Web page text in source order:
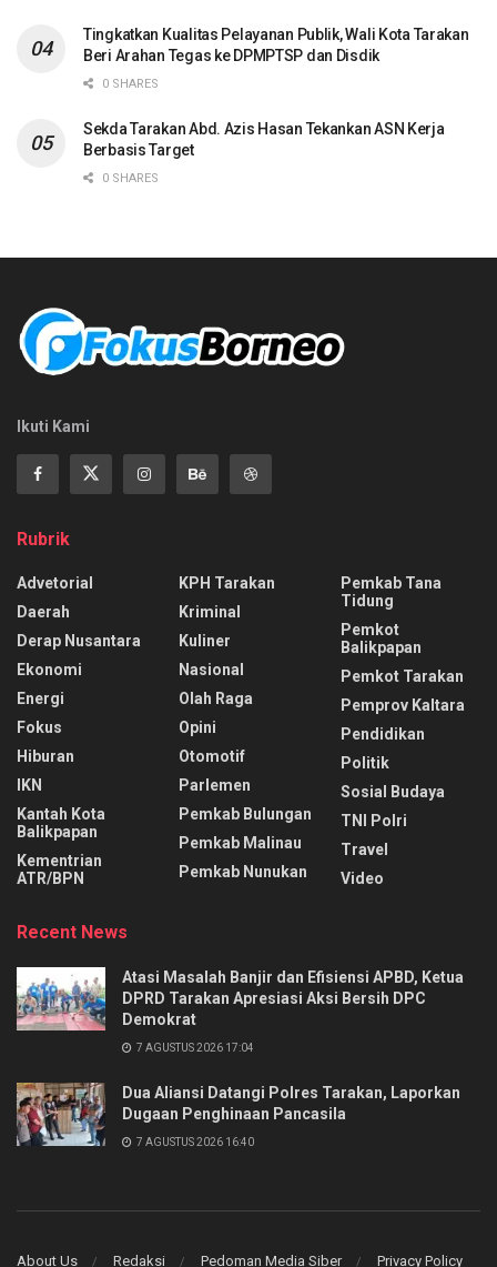
Tingkatkan Kualitas Pelayanan Publik, Wali Kota Tarakan
Beri Arahan Tegas ke DPMPTSP dan Disdik
0 SHARES
Sekda Tarakan Abd. Azis Hasan Tekankan ASN Kerja
Berbasis Target
0 SHARES
Ikuti Kami
Rubrik
Advetorial
Daerah
Derap Nusantara
Ekonomi
Energi
Fokus
Hiburan
IKN
Kantah Kota
Balikpapan
Kementrian
ATR/BPN
KPH Tarakan
Kriminal
Kuliner
Nasional
Olah Raga
Opini
Otomotif
Parlemen
Pemkab Bulungan
Pemkab Malinau
Pemkab Nunukan
Pemkab Tana
Tidung
Pemkot
Balikpapan
Pemkot Tarakan
Pemprov Kaltara
Pendidikan
Politik
Sosial Budaya
TNI Polri
Travel
Video
Recent News
Atasi Masalah Banjir dan Efisiensi APBD, Ketua
DPRD Tarakan Apresiasi Aksi Bersih DPC
Demokrat
7 AGUSTUS 2026 17:04
Dua Aliansi Datangi Polres Tarakan, Laporkan
Dugaan Penghinaan Pancasila
7 AGUSTUS 2026 16:40
About Us Redaksi Pedoman Media Siber Privacy Policy